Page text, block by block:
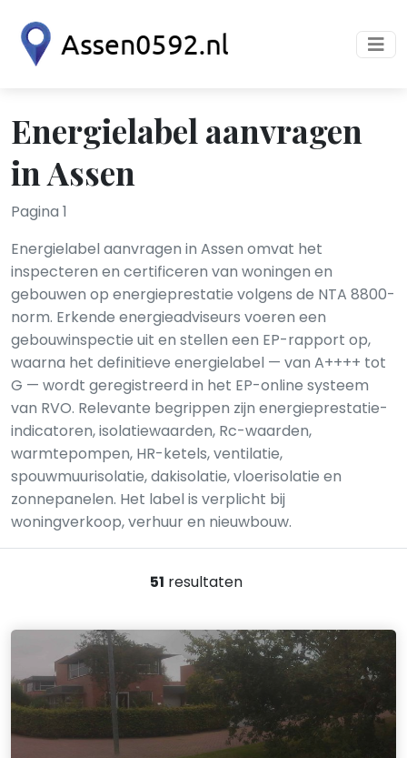
Energielabel aanvragen
in Assen
Pagina 1
Energielabel aanvragen in Assen omvat het
inspecteren en certificeren van woningen en
gebouwen op energieprestatie volgens de NTA 8800-
norm. Erkende energieadviseurs voeren een
gebouwinspectie uit en stellen een EP-rapport op,
waarna het definitieve energielabel — van A++++ tot
G — wordt geregistreerd in het EP-online systeem
van RVO. Relevante begrippen zijn energieprestatie-
indicatoren, isolatiewaarden, Rc-waarden,
warmtepompen, HR-ketels, ventilatie,
spouwmuurisolatie, dakisolatie, vloerisolatie en
zonnepanelen. Het label is verplicht bij
woningverkoop, verhuur en nieuwbouw.
51 resultaten